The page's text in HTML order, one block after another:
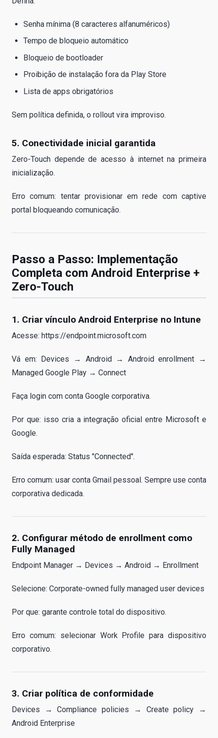
Senha mínima (8 caracteres alfanuméricos)
Tempo de bloqueio automático
Bloqueio de bootloader
Proibição de instalação fora da Play Store
Lista de apps obrigatórios
Sem política definida, o rollout vira improviso.
5. Conectividade inicial garantida
Zero-Touch depende de acesso à internet na primeira
inicialização.
Erro comum: tentar provisionar em rede com captive
portal bloqueando comunicação.
Passo a Passo: Implementação
Completa com Android Enterprise +
Zero-Touch
1. Criar vínculo Android Enterprise no Intune
Acesse: https://endpoint.microsoft.com
Vá em: Devices → Android → Android enrollment →
Managed Google Play → Connect
Faça login com conta Google corporativa.
Por que: isso cria a integração oficial entre Microsoft e
Google.
Saída esperada: Status "Connected".
Erro comum: usar conta Gmail pessoal. Sempre use conta
corporativa dedicada.
2. Configurar método de enrollment como
Fully Managed
Endpoint Manager → Devices → Android → Enrollment
Selecione: Corporate-owned fully managed user devices
Por que: garante controle total do dispositivo.
Erro comum: selecionar Work Profile para dispositivo
corporativo.
3. Criar política de conformidade
Devices → Compliance policies → Create policy →
Android Enterprise